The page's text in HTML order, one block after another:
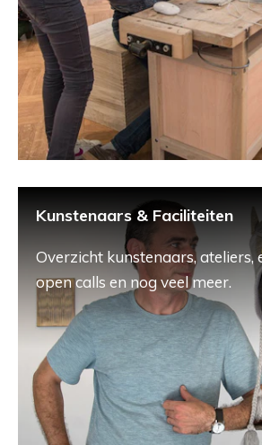
Kunstenaars & Faciliteiten
Overzicht kunstenaars, ateliers,
open calls en nog veel meer.